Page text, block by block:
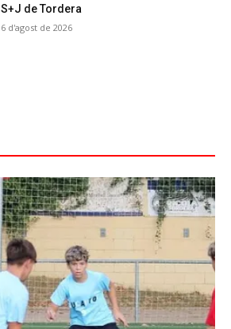
S+J de Tordera
6 d'agost de 2026